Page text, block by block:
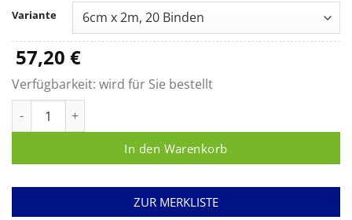
bis
150,40 €
Variante
57,20 €
Verfügbarkeit: wird für Sie bestellt
In den Warenkorb
ZUR MERKLISTE